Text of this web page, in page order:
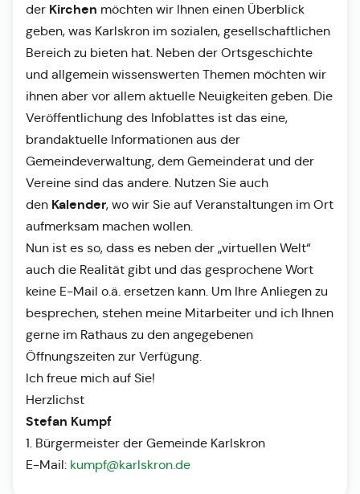
der Kirchen möchten wir Ihnen einen Überblick
geben, was Karlskron im sozialen, gesellschaftlichen
Bereich zu bieten hat. Neben der Ortsgeschichte
und allgemein wissenswerten Themen möchten wir
ihnen aber vor allem aktuelle Neuigkeiten geben. Die
Veröffentlichung des Infoblattes ist das eine,
brandaktuelle Informationen aus der
Gemeindeverwaltung, dem Gemeinderat und der
Vereine sind das andere. Nutzen Sie auch
den Kalender, wo wir Sie auf Veranstaltungen im Ort
aufmerksam machen wollen.
Nun ist es so, dass es neben der „virtuellen Welt“
auch die Realität gibt und das gesprochene Wort
keine E-Mail o.ä. ersetzen kann. Um Ihre Anliegen zu
besprechen, stehen meine Mitarbeiter und ich Ihnen
gerne im Rathaus zu den angegebenen
Öffnungszeiten zur Verfügung.
Ich freue mich auf Sie!
Herzlichst
Stefan Kumpf
1. Bürgermeister der Gemeinde Karlskron
E-Mail: kumpf@karlskron.de